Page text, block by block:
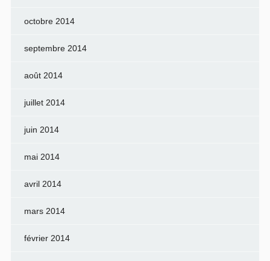
octobre 2014
septembre 2014
août 2014
juillet 2014
juin 2014
mai 2014
avril 2014
mars 2014
février 2014